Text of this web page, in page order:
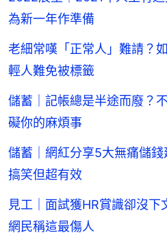
為新一年作準備
老細常嘆「正常人」難請？
輕人難免被標籤
儲蓄｜記帳總是半途而廢？
礙你的麻煩事
儲蓄｜網紅分享5大無痛儲
搞笑但超有效
見工｜面試獲HR賞識卻沒
網民稱這最傷人